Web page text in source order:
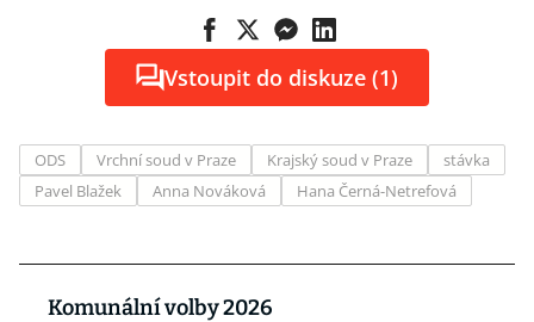
Vstoupit do diskuze (1)
ODS Vrchní soud v Praze Krajský soud v Praze
stávka
Pavel Blažek
Anna Nováková Hana Černá-Netrefová
Komunální volby 2026